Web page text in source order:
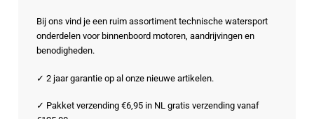
Bij ons vind je een ruim assortiment technische watersport
onderdelen voor binnenboord motoren, aandrijvingen en
benodigheden.
✓ 2 jaar garantie op al onze nieuwe artikelen.
✓ Pakket verzending €6,95 in NL gratis verzending vanaf